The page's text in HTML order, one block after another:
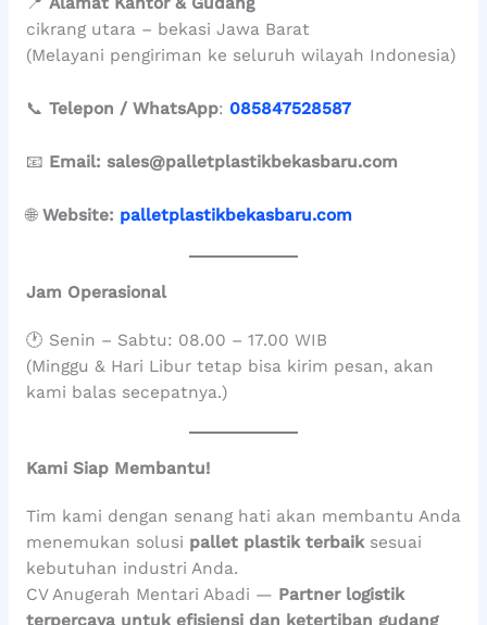
cikrang utara – bekasi Jawa Barat
(Melayani pengiriman ke seluruh wilayah Indonesia)
📞 Telepon / WhatsApp: 085847528587
📧 Email: sales@palletplastikbekasbaru.com
🌐 Website: palletplastikbekasbaru.com
Jam Operasional
🕐 Senin – Sabtu: 08.00 – 17.00 WIB
(Minggu & Hari Libur tetap bisa kirim pesan, akan
kami balas secepatnya.)
Kami Siap Membantu!
Tim kami dengan senang hati akan membantu Anda
menemukan solusi pallet plastik terbaiksesuai
kebutuhan industri Anda.
CV Anugerah Mentari Abadi — Partner logistik
terpercaya untuk efisiensi dan ketertiban gudang